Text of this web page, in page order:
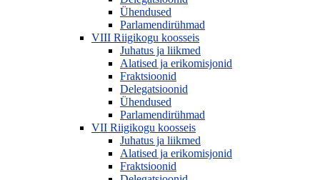
Ühendused
Parlamendirühmad
VIII Riigikogu koosseis
Juhatus ja liikmed
Alatised ja erikomisjonid
Fraktsioonid
Delegatsioonid
Ühendused
Parlamendirühmad
VII Riigikogu koosseis
Juhatus ja liikmed
Alatised ja erikomisjonid
Fraktsioonid